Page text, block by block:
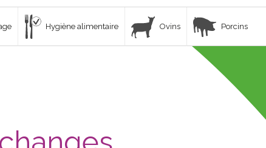
Hygiène alimentaire Ovins Porcins